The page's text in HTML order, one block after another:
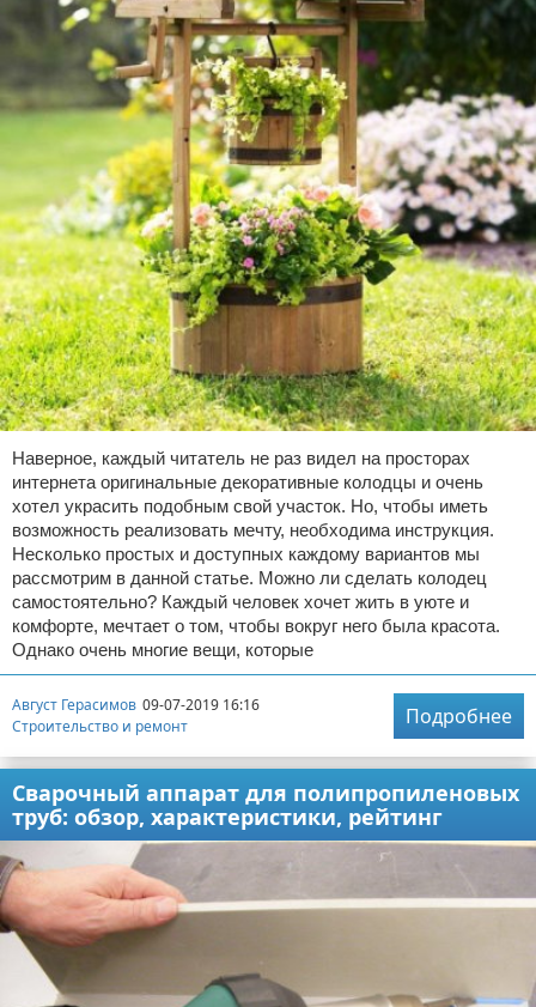
Наверное, каждый читатель не раз видел на просторах
интернета оригинальные декоративные колодцы и очень
хотел украсить подобным свой участок. Но, чтобы иметь
возможность реализовать мечту, необходима инструкция.
Несколько простых и доступных каждому вариантов мы
рассмотрим в данной статье. Можно ли сделать колодец
самостоятельно? Каждый человек хочет жить в уюте и
комфорте, мечтает о том, чтобы вокруг него была красота.
Однако очень многие вещи, которые
Август Герасимов 09-07-2019 16:16
Строительство и ремонт
Подробнее
Сварочный аппарат для полипропиленовых
труб: обзор, характеристики, рейтинг